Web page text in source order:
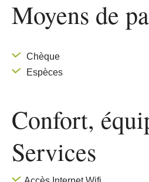
Moyens de
Chèque
Espèces
Confort,
Services